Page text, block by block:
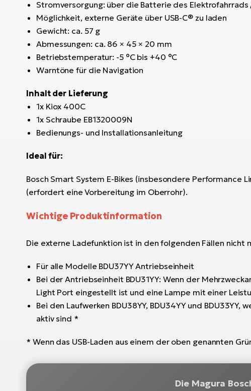
Stromversorgung: über die Batterie des
Möglichkeit, externe Geräte über USB-C® zu laden
Gewicht: ca. 57 g
Abmessungen: ca. 86 × 45 × 20 mm
Betriebstemperatur: -5 °C bis +40 °C
Warntöne für die Navigation
Inhalt der Lieferung
1x Kiox 400C
1x Schraube EB1320009N
Bedienungs- und Installationsanleitung
Ideal für:
Bosch Smart System E-Bikes (insbesondere Performance
(erfordert eine Vorbereitung im Oberrohr).
Wichtige Produktinformation
Die externe Ladefunktion ist in den folgenden Fällen nicht
Für alle Modelle BDU37YY Antriebseinheit
Bei der Antriebseinheit BDU31YY: Wenn der
Light Port eingestellt ist und eine Lampe mit einer
Bei den Laufwerken BDU38YY, BDU34YY und
aktiv sind *
* Wenn das USB-Laden aus einem der oben genannten
Die Magura